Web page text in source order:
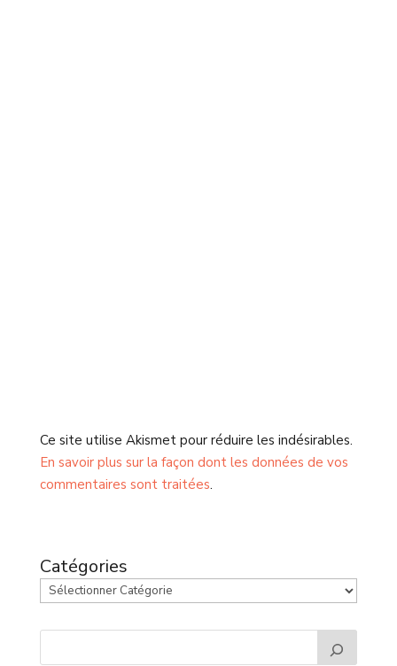
Ce site utilise Akismet pour réduire les indésirables.
En savoir plus sur la façon dont les données de vos
commentaires sont traitées.
Catégories